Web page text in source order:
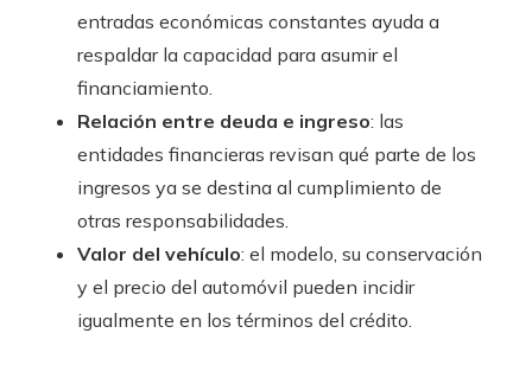
entradas económicas constantes ayuda a
respaldar la capacidad para asumir el
financiamiento.
Relación entre deuda e ingreso: las
entidades financieras revisan qué parte de los
ingresos ya se destina al cumplimiento de
otras responsabilidades.
Valor del vehículo: el modelo, su conservación
y el precio del automóvil pueden incidir
igualmente en los términos del crédito.